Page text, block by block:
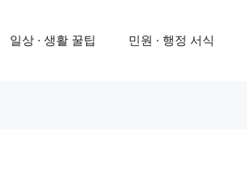
일상 · 생활 꿀팁 민원 · 행정 서식